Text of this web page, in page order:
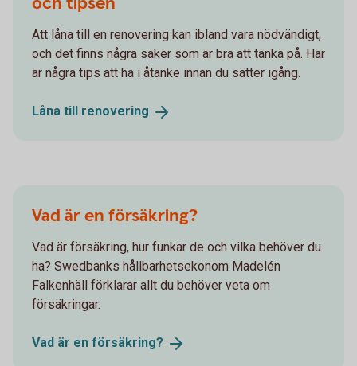
Att låna till en renovering kan ibland vara nödvändigt,
och det finns några saker som är bra att tänka på. Här
är några tips att ha i åtanke innan du sätter igång.
Låna till renovering
Vad är en försäkring?
Vad är försäkring, hur funkar de och vilka behöver du
ha? Swedbanks hållbarhetsekonom Madelén
Falkenhäll förklarar allt du behöver veta om
försäkringar.
Vad är en försäkring?